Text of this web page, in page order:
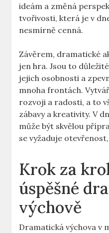
ideám a změná
tvořivosti, která je v
nesmírně cenná.
Závěrem, dramatické
jen hra. Jsou to
jejich osobnosti a
mnoha frontách.
rozvoji a radosti, a to
zábavy a kreativity. V
může být skvělou
se vyžaduje
Krok za
úspěšné
výchově
Dramatická výchova v